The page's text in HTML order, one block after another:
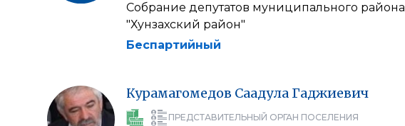
Собрание депутатов муниципального района
"Хунзахский район"
Беспартийный
Курамагомедов Саадула Гаджиевич
ПРЕДСТАВИТЕЛЬНЫЙ ОРГАН ПОСЕЛЕНИЯ